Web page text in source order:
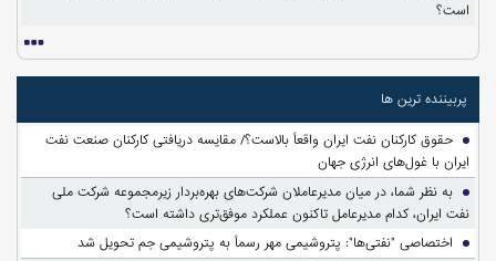
است؟
پربیننده ترین ها
حقوق کارکنان نفت ایران واقعاً بالاست؟/ مقایسه دریافتی کارکنان صنعت نفت
ایران با غول‌های انرژی جهان
به نظر شما، در میان مدیرعاملان شرکت‌های بهره‌بردار زیرمجموعه شرکت ملی
نفت ایران، کدام مدیرعامل تاکنون عملکرد موفق‌تری داشته است؟
اختصاصی "نفتی‌ها": پتروشیمی مهر رسماً به پتروشیمی جم تحویل شد